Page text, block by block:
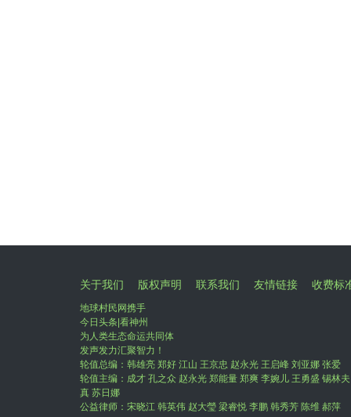
关于我们 版权声明 联系我们 友情链接 收费标
地球村民网携手
今日头条|看神州
为人类生态命运共同体
发声发力汇聚智力！
轮值总编：韩雄亮 郑好 江山 王京忠 赵永光 王启峰 刘亚娜 张爱
轮值主编：成才 孔之众 赵永光 郑能量 郑爽 李婉儿 王勇盛 锡林
真 苏日娜
公益律师：宋晓江 韩英伟 赵大瑩 梁睿悦 李鹏 韩秀芳 陈维 郝萍